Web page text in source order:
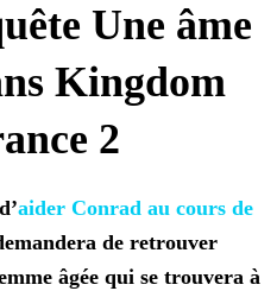
Une âme
Kingdom
2
aider Conrad au cours de
de retrouver
âgée qui se trouvera à